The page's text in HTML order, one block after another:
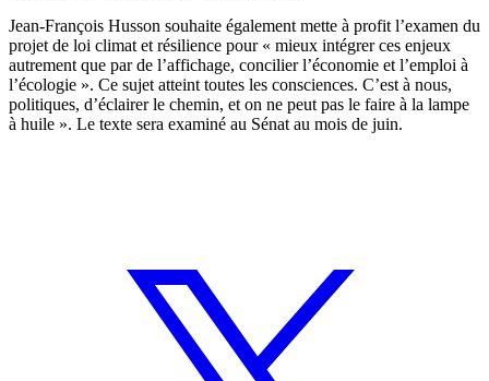
Jean-François Husson souhaite également mette à profit l’examen du
projet de loi climat et résilience pour « mieux intégrer ces enjeux
autrement que par de l’affichage, concilier l’économie et l’emploi à
l’écologie ». Ce sujet atteint toutes les consciences. C’est à nous,
politiques, d’éclairer le chemin, et on ne peut pas le faire à la lampe
à huile ». Le texte sera examiné au Sénat au mois de juin.